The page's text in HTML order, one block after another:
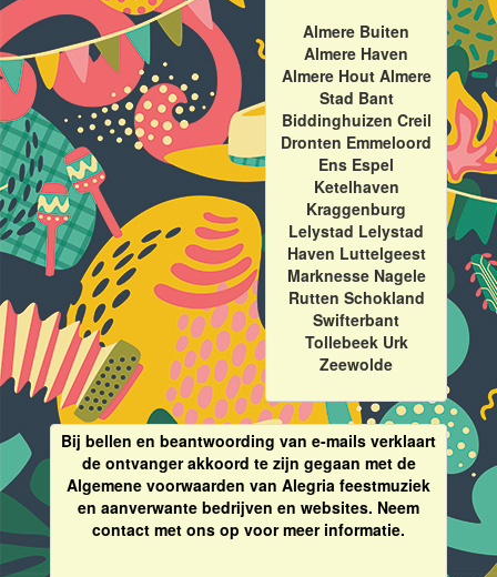
Almere Buiten
Almere Haven
Almere Hout Almere
Stad Bant
Biddinghuizen Creil
Dronten Emmeloord
Ens Espel
Ketelhaven
Kraggenburg
Lelystad Lelystad
Haven Luttelgeest
Marknesse Nagele
Rutten Schokland
Swifterbant
Tollebeek Urk
Zeewolde
Bij bellen en beantwoording van e-mails verklaart
de ontvanger akkoord te zijn gegaan met de
Algemene voorwaarden van Alegria feestmuziek
en aanverwante bedrijven en websites. Neem
contact met ons op voor meer informatie.